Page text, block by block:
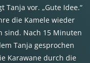
Tanja vor. „Gute Idee.“
die Kamele wieder
sind. Nach 15 Minuten
Tanja gesprochen
Karawane durch die